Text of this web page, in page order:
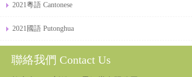
2021粵語 Cantonese
2021國語 Putonghua
聯絡我們 Contact Us